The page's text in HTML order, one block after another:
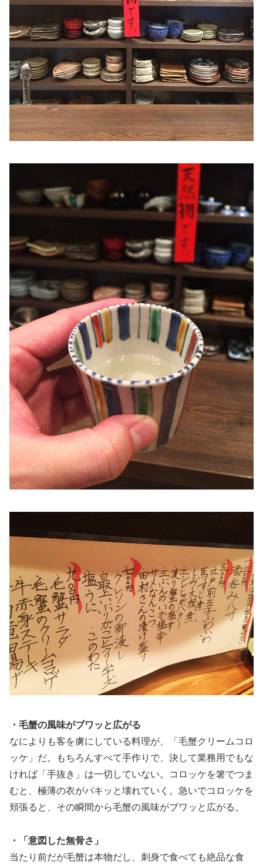
・毛蟹の風味がブワッと広がる
なによりも客を虜にしている料理が、「毛蟹クリームコロ
ッケ」だ。もちろんすべて手作りで、決して業務用でもな
ければ「手抜き」は一切していない。コロッケを箸でつま
むと、極薄の衣がパキッと壊れていく。急いでコロッケを
頬張ると、その瞬間から毛蟹の風味がブワッと広がる。
・「意図した無骨さ」
当たり前だが毛蟹は本物だし、刺身で食べても絶品な食